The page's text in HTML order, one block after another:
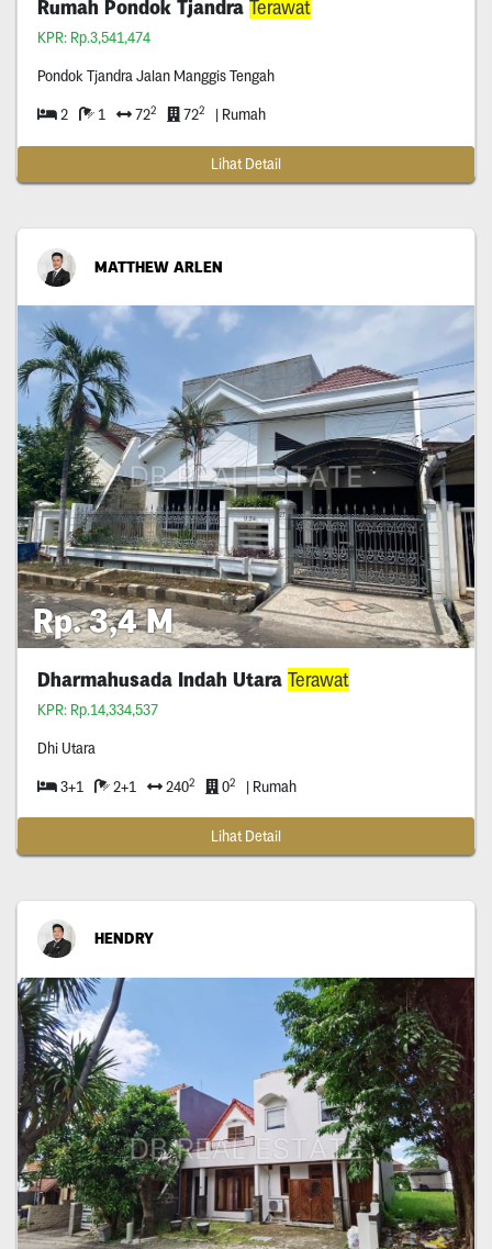
Rumah Pondok Tjandra Terawat
KPR: Rp.3,541,474
Pondok Tjandra Jalan Manggis Tengah
2 1 722 722 | Rumah
Lihat Detail
MATTHEW ARLEN
Rp. 3,4 M
Dharmahusada Indah Utara Terawat
KPR: Rp.14,334,537
Dhi Utara
3+1 2+1 2402 02 | Rumah
Lihat Detail
HENDRY